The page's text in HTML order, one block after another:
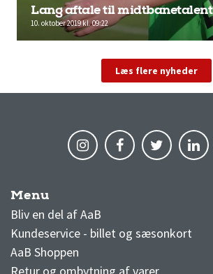
Lang aftale til midtbanetalent
10. oktober 2019 kl. 09:22
Læs flere nyheder
Menu
Bliv en del af AaB
Kundeservice - billet og sæsonkort
AaB Shoppen
Retur og ombytning af varer